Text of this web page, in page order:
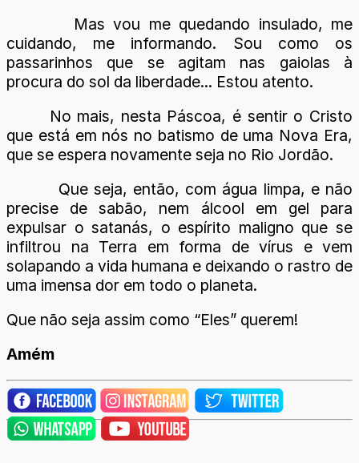
Mas vou me quedando insulado, me
cuidando, me informando. Sou como os
passarinhos que se agitam nas gaiolas à
procura do sol da liberdade... Estou atento.
No mais, nesta Páscoa, é sentir o Cristo
que está em nós no batismo de uma Nova Era,
que se espera novamente seja no Rio Jordão.
Que seja, então, com água limpa, e não
precise de sabão, nem álcool em gel para
expulsar o satanás, o espírito maligno que se
infiltrou na Terra em forma de vírus e vem
solapando a vida humana e deixando o rastro de
uma imensa dor em todo o planeta.
Que não seja assim como “Eles” querem!
Amém